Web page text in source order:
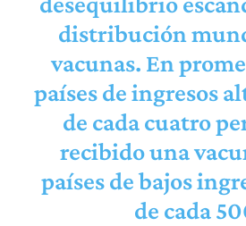
distribución
vacunas. En
países de ingresos
de cada cuatro
recibido una
países de bajos
de cada